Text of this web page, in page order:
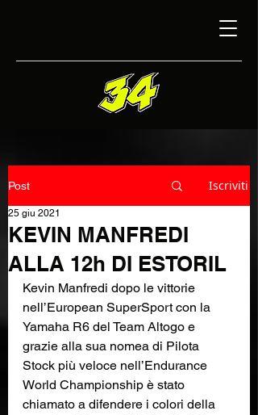
Post Iscriviti
KEVIN MANFREDI
ALLA 12h DI ESTORIL
25 giu 2021
Kevin Manfredi dopo le vittorie
nell’European SuperSport con la
Yamaha R6 del Team Altogo e
grazie alla sua nomea di Pilota
Stock più veloce nell’Endurance
World Championship è stato
chiamato a difendere i colori della